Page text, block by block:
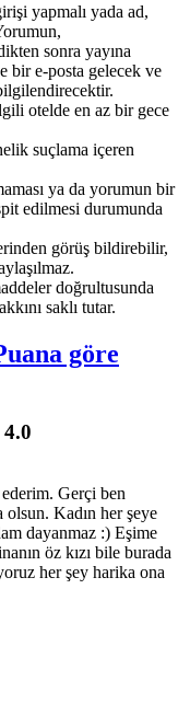
yapmalı yada ad,
sonra yayına
bir e-posta gelecek ve
otelde en az bir gece
suçlama içeren
ya da yorumun bir
edilmesi durumunda
görüş bildirebilir,
doğrultusunda
saklı tutar.
göre
4.0
Gerçi ben
Kadın her şeye
dayanmaz :) Eşime
öz kızı bile burada
her şey harika ona